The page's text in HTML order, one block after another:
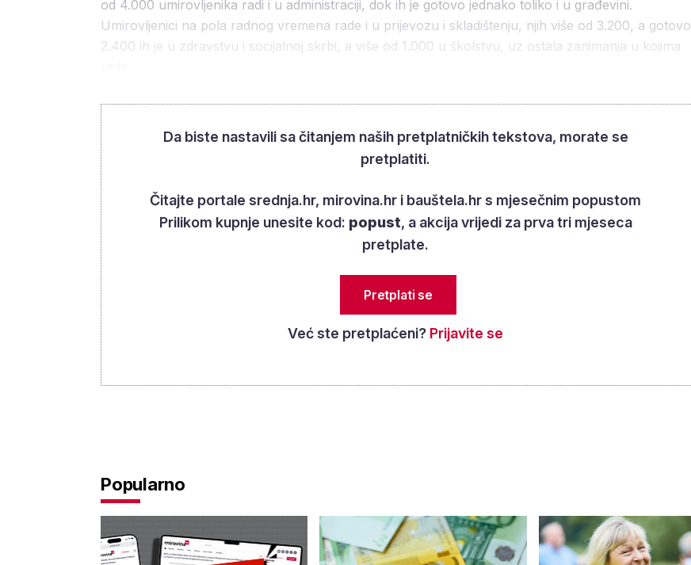
od 4.000 umirovljenika radi i u administraciji, dok ih je gotovo jednako toliko i u građevini.
Umirovljenici na pola radnog vremena rade i u prijevozu i skladištenju, njih više od 3.200, a gotovo
2.400 ih je u zdravstvu i socijalnoj skrbi, a više od 1.000 u školstvu, uz ostala zanimanja u kojima
Da biste nastavili sa čitanjem naših pretplatničkih tekstova, morate se
pretplatiti.
Čitajte portale srednja.hr, mirovina.hr i bauštela.hr s mjesečnim popustom
Prilikom kupnje unesite kod: popust, a akcija vrijedi za prva tri mjeseca
pretplate.
Pretplati se
Već ste pretplaćeni? Prijavite se
Popularno